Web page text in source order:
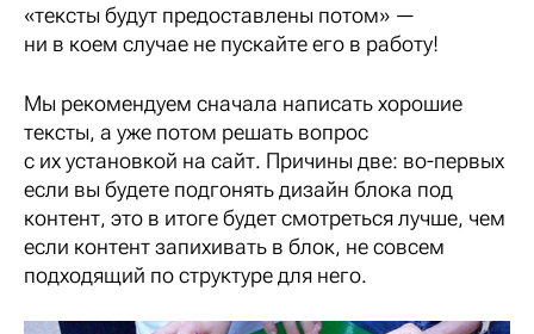
«тексты будут предоставлены потом» —
ни в коем случае не пускайте его в работу!
Мы рекомендуем сначала написать хорошие
тексты, а уже потом решать вопрос
с их установкой на сайт. Причины две: во-первых
если вы будете подгонять дизайн блока под
контент, это в итоге будет смотреться лучше, чем
если контент запихивать в блок, не совсем
подходящий по структуре для него.